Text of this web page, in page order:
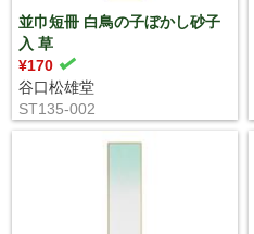
並巾短冊 白鳥の子ぼかし砂子
入 草
¥170
谷口松雄堂
ST135-002